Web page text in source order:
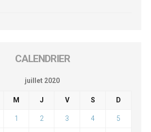
CALENDRIER
juillet 2020
M J V S D
1 2 3 4 5